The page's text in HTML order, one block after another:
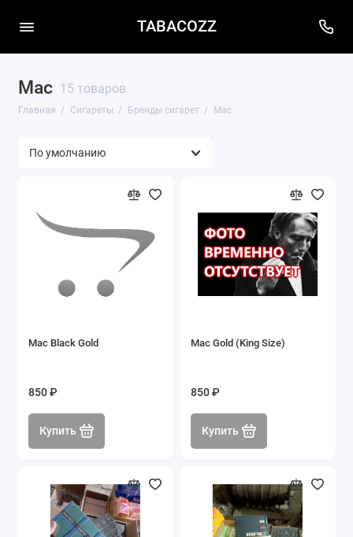
TABACOZZ
Mac 15 товаров
Главная Сигареты Бренды сигарет Mac
Mac Black Gold
850 ₽
Купить
Mac Gold (King Size)
850 ₽
Купить